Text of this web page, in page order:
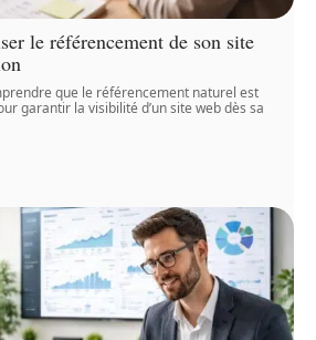
le référencement de son site
que le référencement naturel est
garantir la visibilité d’un site web dès sa